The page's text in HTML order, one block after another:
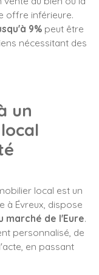
offre inférieure.
9% peut être
nécessitant des
un
local est un
à Évreux, dispose
marché de l'Eure.
personnalisé, de
en passant